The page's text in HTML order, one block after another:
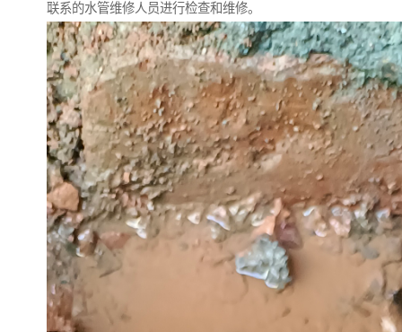
联系的水管维修人员进行检查和维修。